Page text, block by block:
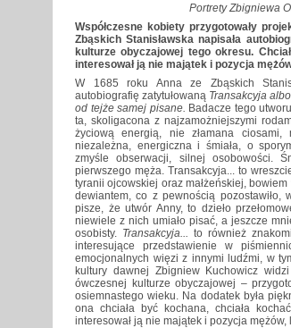
Portrety Zbigniewa
Współczesne kobiety przygotowały
Zbąskich Stanisławska napisała
kulturze obyczajowej tego okresu.
interesował ją nie majątek i pozycja
W 1685 roku Anna ze Zbąskich
autobiografię zatytułowaną Transakcyja
od tejże samej pisane. Badacze tego
ta, skoligacona z najzamożniejszymi
życiową energią, nie złamana
niezależna, energiczna i śmiała, o
zmyśle obserwacji, silnej osobowości.
pierwszego męża. Transakcyja... to
tyranii ojcowskiej oraz małżeńskiej,
dewiantem, co z pewnością pozostawiło,
pisze, że utwór Anny, to dzieło
niewiele z nich umiało pisać, a jeszcze
osobisty. Transakcyja... to również
interesujące przedstawienie w
emocjonalnych więzi z innymi ludźmi, w
kultury dawnej Zbigniew Kuchowicz
ówczesnej kulturze obyczajowej –
osiemnastego wieku. Na dodatek była
ona chciała być kochana, chciała
interesował ją nie majątek i pozycja